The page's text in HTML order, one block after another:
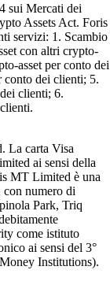
sui Mercati dei
Assets Act. Foris
servizi: 1. Scambio
con altri crypto-
asset per conto dei
conto dei clienti; 5.
clienti; 6.
La carta Visa
ai sensi della
MT Limited è una
con numero di
Park, Triq
come istituto
ai sensi del 3°
Institutions).